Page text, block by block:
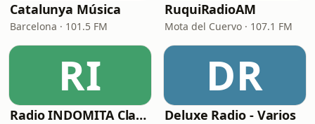
Catalunya Música
Barcelona · 101.5 FM
RuquiRadioAM
Mota del Cuervo · 107.1 FM
RI
Radio INDOMITA Classics
DR
Deluxe Radio - Varios